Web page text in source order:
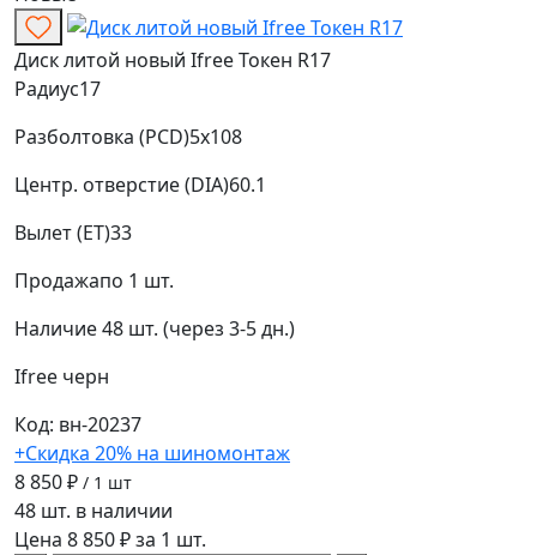
Диск литой новый Ifree Токен R17
Радиус17
Разболтовка (PCD)5x108
Центр. отверстие (DIA)60.1
Вылет (ET)33
Продажапо 1 шт.
Наличие48 шт. (через 3-5 дн.)
Ifree черн
Код: вн-20237
+Скидка 20% на шиномонтаж
8 850 ₽ / 1 шт
48 шт. в наличии
Цена 8 850 ₽ за 1 шт.